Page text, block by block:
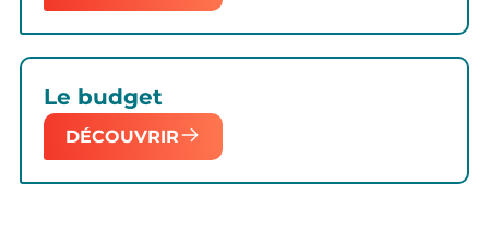
Le budget
DÉCOUVRIR